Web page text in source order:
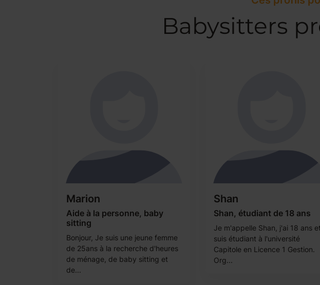
Babysitters
Marion
Aide à la personne, baby
sitting
Bonjour, Je suis une jeune femme
de 25ans à la recherche d'heures
de ménage, de baby sitting et
de...
Shan
Shan, étudiant de 18 ans
Je m'appelle Shan, j'ai 18 ans
suis étudiant à l'université
Capitole en Licence 1 Gestion.
Org...